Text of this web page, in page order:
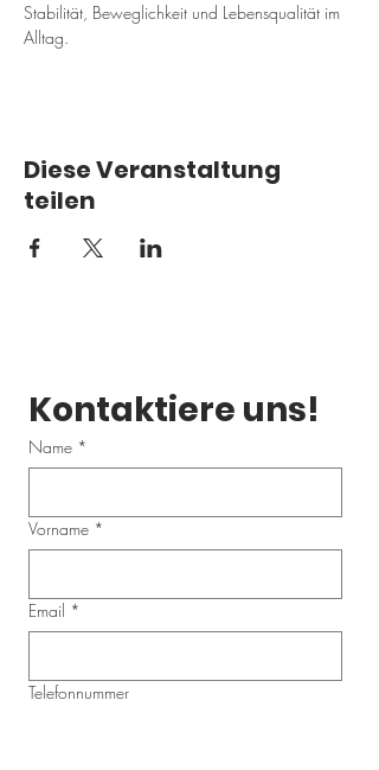
Stabilität, Beweglichkeit und Lebensqualität im
Alltag.
Diese Veranstaltung
teilen
Kontaktiere uns!
Name *
Vorname *
Email *
Telefonnummer